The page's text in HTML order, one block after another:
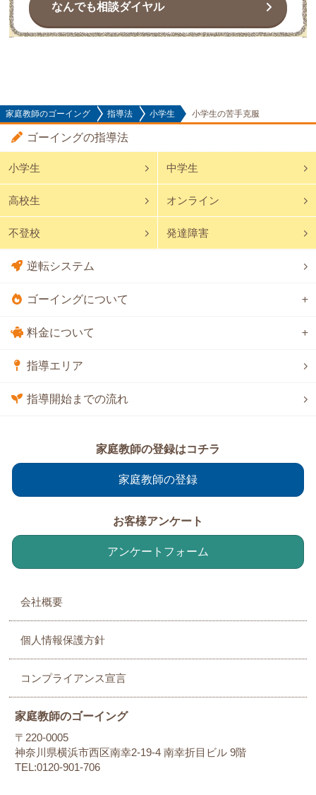
なんでも相談ダイヤル
家庭教師のゴーイング 指導法 小学生 小学生の苦手克服
ゴーイングの指導法
小学生 中学生
高校生 オンライン
不登校 発達障害
逆転システム
ゴーイングについて
料金について
指導エリア
指導開始までの流れ
家庭教師のゴーイング
〒220-0005
神奈川県横浜市西区南幸2-19-4 南幸折目ビル 9階
TEL:0120-901-706
会社概要
個人情報保護方針
コンプライアンス宣言
家庭教師の登録はコチラ
家庭教師の登録
お客様アンケート
アンケートフォーム